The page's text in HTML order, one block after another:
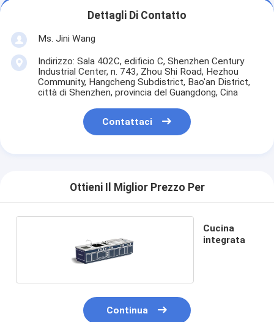
Dettagli Di Contatto
Ms. Jini Wang
Indirizzo: Sala 402C, edificio C, Shenzhen Century
Industrial Center, n. 743, Zhou Shi Road, Hezhou
Community, Hangcheng Subdistrict, Bao'an District,
città di Shenzhen, provincia del Guangdong, Cina
Contattaci
Ottieni Il Miglior Prezzo Per
Cucina
integrata
Continua